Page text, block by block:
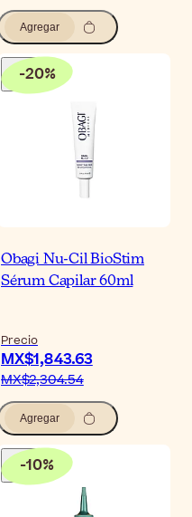
Agregar
-20%
Obagi Nu-Cil BioStim
Sérum Capilar 60ml
Precio
MX$1,843.63
MX$2,304.54
Agregar
-10%